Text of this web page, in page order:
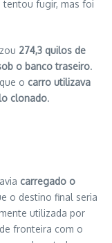
tentou fugir, mas foi
274,3 quilos de
o banco traseiro.
o carro utilizava
clonado.
carregado o
o destino final seria
utilizada por
fronteira com o